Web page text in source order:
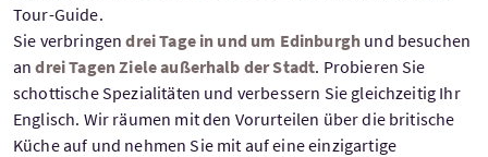
Tour-Guide.
Sie verbringendrei Tage in und um Edinburgh und besuchen
andrei Tagen Ziele außerhalb der Stadt. Probieren Sie
schottische Spezialitäten und verbessern Sie gleichzeitig Ihr
Englisch. Wir räumen mit den Vorurteilen über die britische
Küche auf und nehmen Sie mit auf eine einzigartige